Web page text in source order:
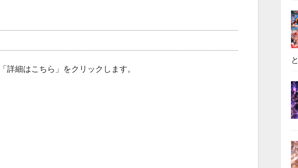
詳細はこちら」をクリックします。